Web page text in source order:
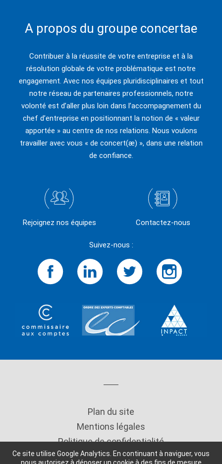
Ce site utilise Google Analytics. En continuant à naviguer, vous
A propos du groupe concertae
Contribuer à la réussite de votre entreprise et à la
résolution globale de votre problématique est notre
engagement. Avec nos équipes pluridisciplinaires et tout
notre réseau de partenaires professionnels, notre
volonté est d’aller plus loin dans l’accompagnement du
chef d’entreprise en positionnant la notion de « valeur
apportée » au centre de nos relations. Nous voulons
travailler avec vous « de concert(æ) », dans une relation
de confiance.
Suivez-nous :
Rejoignez nos équipes Contactez-nous
Plan du site
Mentions légales
Politique de confidentialité
Copyright